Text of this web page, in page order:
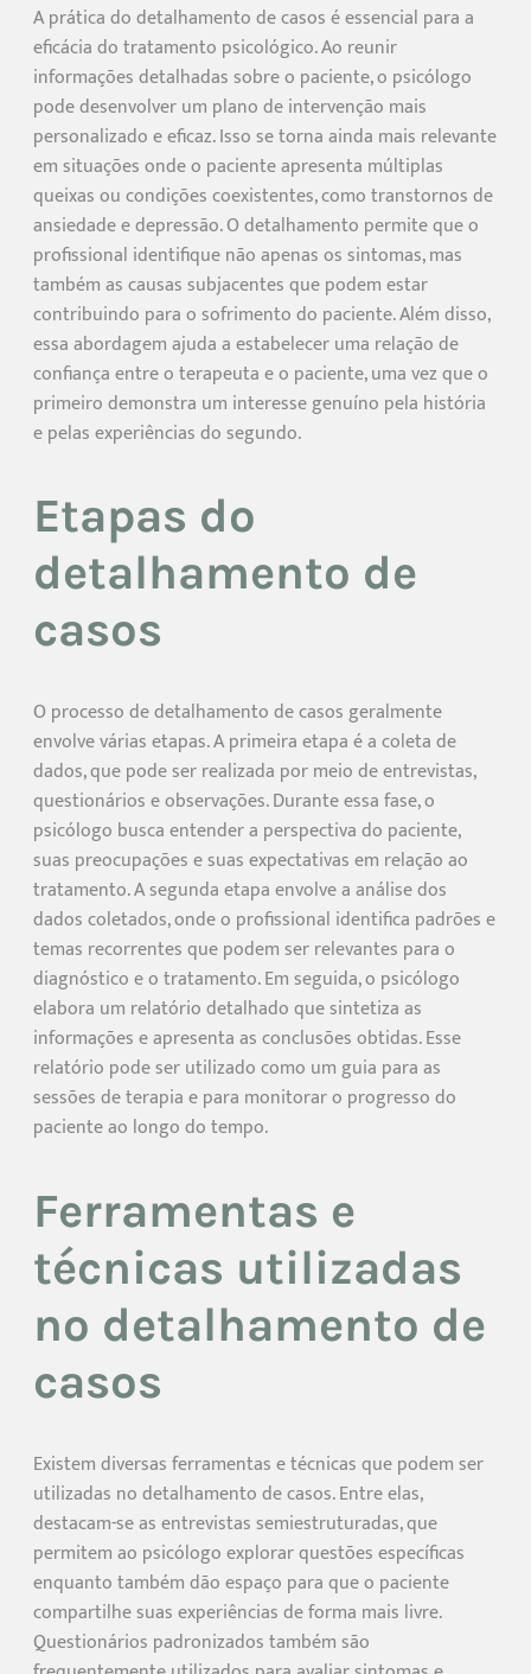
A prática do detalhamento de casos é essencial para a
eficácia do tratamento psicológico. Ao reunir
informações detalhadas sobre o paciente, o psicólogo
pode desenvolver um plano de intervenção mais
personalizado e eficaz. Isso se torna ainda mais relevante
em situações onde o paciente apresenta múltiplas
queixas ou condições coexistentes, como transtornos de
ansiedade e depressão. O detalhamento permite que o
profissional identifique não apenas os sintomas, mas
também as causas subjacentes que podem estar
contribuindo para o sofrimento do paciente. Além disso,
essa abordagem ajuda a estabelecer uma relação de
confiança entre o terapeuta e o paciente, uma vez que o
primeiro demonstra um interesse genuíno pela história
e pelas experiências do segundo.
Etapas do
detalhamento de
casos
O processo de detalhamento de casos geralmente
envolve várias etapas. A primeira etapa é a coleta de
dados, que pode ser realizada por meio de entrevistas,
questionários e observações. Durante essa fase, o
psicólogo busca entender a perspectiva do paciente,
suas preocupações e suas expectativas em relação ao
tratamento. A segunda etapa envolve a análise dos
dados coletados, onde o profissional identifica padrões e
temas recorrentes que podem ser relevantes para o
diagnóstico e o tratamento. Em seguida, o psicólogo
elabora um relatório detalhado que sintetiza as
informações e apresenta as conclusões obtidas. Esse
relatório pode ser utilizado como um guia para as
sessões de terapia e para monitorar o progresso do
paciente ao longo do tempo.
Ferramentas e
técnicas utilizadas
no detalhamento de
casos
Existem diversas ferramentas e técnicas que podem ser
utilizadas no detalhamento de casos. Entre elas,
destacam-se as entrevistas semiestruturadas, que
permitem ao psicólogo explorar questões específicas
enquanto também dão espaço para que o paciente
compartilhe suas experiências de forma mais livre.
Questionários padronizados também são